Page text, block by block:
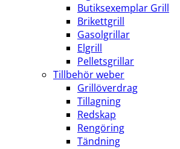
Butiksexemplar Grill
Brikettgrill
Gasolgrillar
Elgrill
Pelletsgrillar
Tillbehör weber
Grillöverdrag
Tillagning
Redskap
Rengöring
Tändning